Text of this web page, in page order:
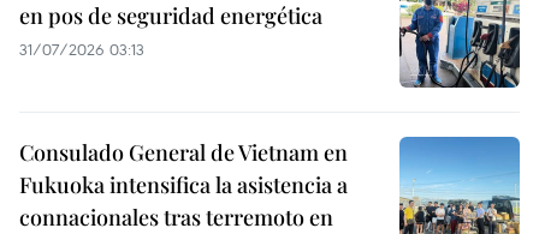
en pos de seguridad energética
31/07/2026 03:13
Consulado General de Vietnam en
Fukuoka intensifica la asistencia a
connacionales tras terremoto en